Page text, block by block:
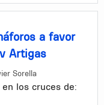
a favor
Artigas
Sorella
los cruces de: